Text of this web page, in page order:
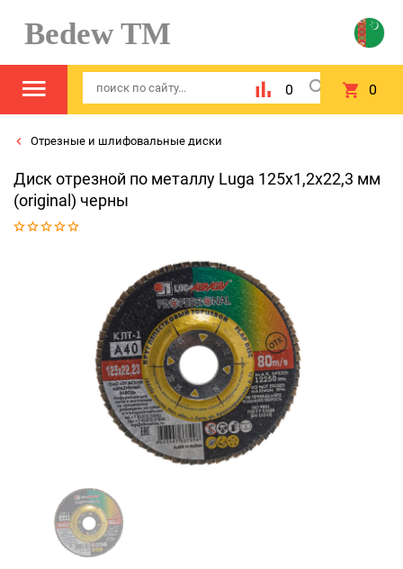
Bedew TM
0 0
Отрезные и шлифовальные диски
Диск отрезной по металлу Luga 125x1,2x22,3 мм
(original) черны